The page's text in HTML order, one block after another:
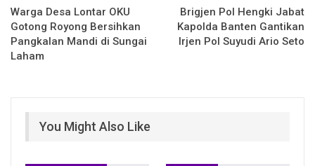
Warga Desa Lontar OKU
Gotong Royong Bersihkan
Pangkalan Mandi di Sungai
Laham
Brigjen Pol Hengki Jabat
Kapolda Banten Gantikan
Irjen Pol Suyudi Ario Seto
You Might Also Like